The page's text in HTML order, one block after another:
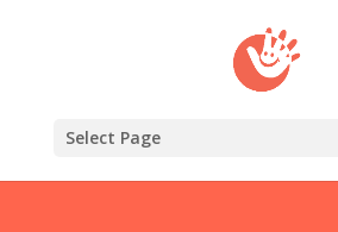
Select Page